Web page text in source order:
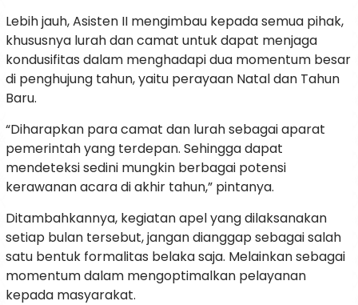
Lebih jauh, Asisten II mengimbau kepada semua pihak,
khususnya lurah dan camat untuk dapat menjaga
kondusifitas dalam menghadapi dua momentum besar
di penghujung tahun, yaitu perayaan Natal dan Tahun
Baru.
“Diharapkan para camat dan lurah sebagai aparat
pemerintah yang terdepan. Sehingga dapat
mendeteksi sedini mungkin berbagai potensi
kerawanan acara di akhir tahun,” pintanya.
Ditambahkannya, kegiatan apel yang dilaksanakan
setiap bulan tersebut, jangan dianggap sebagai salah
satu bentuk formalitas belaka saja. Melainkan sebagai
momentum dalam mengoptimalkan pelayanan
kepada masyarakat.